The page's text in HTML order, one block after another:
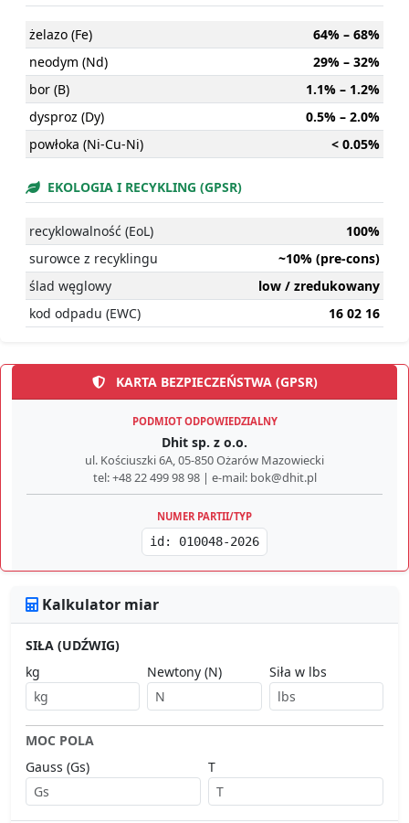
żelazo (Fe)
64% – 68%
neodym (Nd)
29% – 32%
bor (B)
1.1% – 1.2%
dysproz (Dy)
0.5% – 2.0%
powłoka (Ni-Cu-Ni)
< 0.05%
EKOLOGIA I RECYKLING (GPSR)
recyklowalność (EoL)
100%
surowce z recyklingu
~10% (pre-cons)
ślad węglowy
low / zredukowany
kod odpadu (EWC)
16 02 16
KARTA BEZPIECZEŃSTWA (GPSR)
PODMIOT ODPOWIEDZIALNY
Dhit sp. z o.o.
ul. Kościuszki 6A, 05-850 Ożarów Mazowiecki
tel: +48 22 499 98 98 | e-mail: bok@dhit.pl
NUMER PARTII/TYP
id: 010048-2026
Kalkulator miar
SIŁA (UDŹWIG)
kg
Newtony (N) Siła w lbs
MOC POLA
Gauss (Gs)
T